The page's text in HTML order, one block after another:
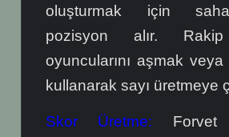
oluşturmak için
pozisyon alır.
oyuncularını aşmak
kullanarak sayı üretmeye
Skor Üretme: Forvet